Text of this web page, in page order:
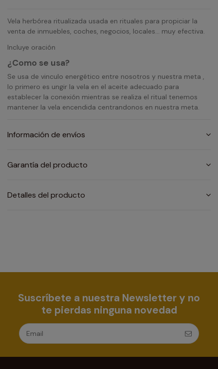
Vela herbórea ritualizada usada en rituales para propiciar la
venta de inmuebles, coches, negocios, locales… muy efectiva.
Incluye oración
¿Como se usa?
Se usa de vinculo energético entre nosotros y nuestra meta ,
lo primero es ungir la vela en el aceite adecuado para
establecer la conexión mientras se realiza el ritual tenemos
mantener la vela encendida centrandonos en nuestra meta.
Información de envíos
Garantía del producto
Detalles del producto
Suscríbete a nuestra Newsletter y no
te pierdas ninguna novedad